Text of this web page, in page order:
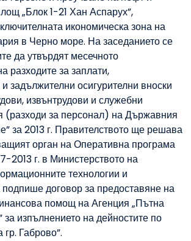
„Блок 1-21 Хан Аспарух”,
икономическа зона на
в Черно море. На заседанието се
да утвърдят месечното
разходите за заплати,
задължителни осигурителни вноски
извънтрудови и служебни
(разходи за персонал) на Държавния
за 2013 г. Правителството ще решава
орган на Оперативна програма
2013 г. в Министерството на
технологии и
договор за предоставяне на
помощ на Агенция „Пътна
за изпълнението на дейностите по
гр. Габрово”.